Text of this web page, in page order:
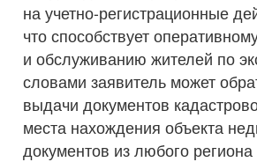
на учетно-регистрационные
что способствует
и обслуживанию жителей по
словами заявитель может
выдачи документов
места нахождения объекта
документов из любого